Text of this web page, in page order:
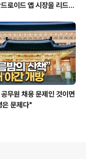
로이드 앱 시장을 리드
무원 채용 문제인 것이면
은 문제다"